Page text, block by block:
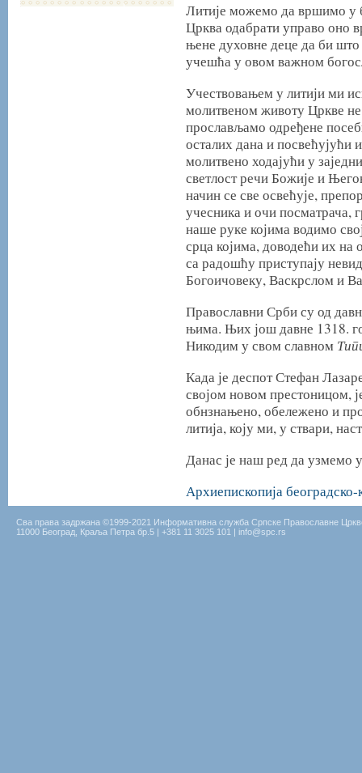
Литије можемо да вршимо у
Црква одабрати управо оно
њене духовне деце да би
учешћа у овом важном
Учествовањем у литији ми
молитвеном животу Цркве
прослављамо одређене
осталих дана и
молитвено ходајући у
светлост речи Божије и
начин се све освећује,
учесника и очи посматрача,
наше руке којима водимо
срца којима, доводећи их
са радошћу приступају
Богоичовеку, Васкрслом и
Православни Срби су од
њима. Њих још давне 1318.
Никодим у свом славном
Када је деспот Стефан
својом новом престоницом,
обнзнањено, обележено и
литија, коју ми, у ствари,
Данас је наш ред да узмемо
Архиепископија београдско-
Сва права задржана ©1999-2021 Информативна служба Српске Православне
11000 Београд, Краља Петра бр.5 | +381 11 3025 101 | info@spc.rs